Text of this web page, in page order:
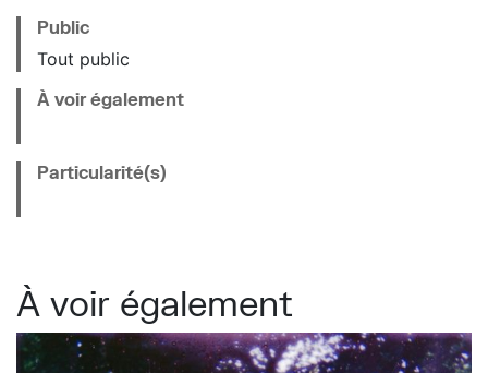
Public
Tout public
À voir également
Particularité(s)
À voir également